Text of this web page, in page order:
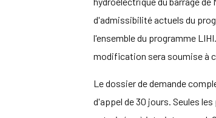
d'admissibilité actuels du
l'ensemble du programme
modification sera soumise à
Le dossier de demande
d'appel de 30 jours. Seules